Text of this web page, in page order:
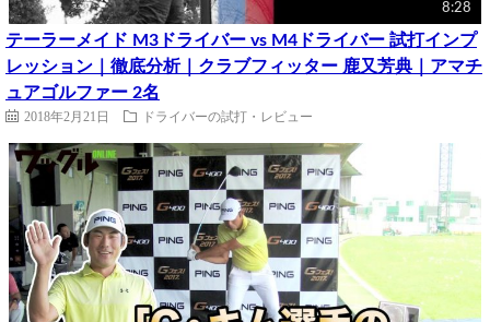
8:28
テーラーメイド M3ドライバー vs M4ドライバー 試打インプ
レッション｜徹底分析｜クラブフィッター 鹿又芳典｜アマチ
ュアゴルファー 2名
2018年2月21日 ドライバーの試打・レビュー